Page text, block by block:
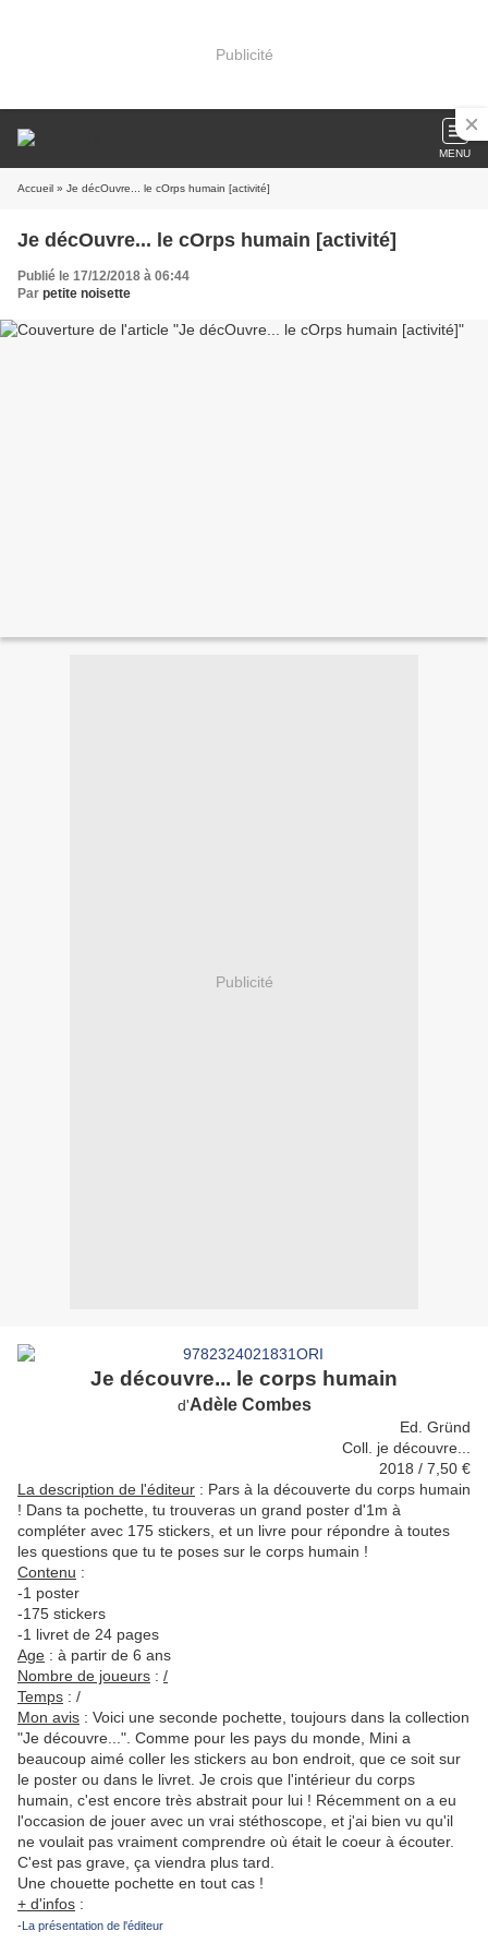
Publicité
MENU
Accueil » Je décOuvre... le cOrps humain [activité]
Je décOuvre... le cOrps humain [activité]
Publié le 17/12/2018 à 06:44
Par petite noisette
Publicité
Je découvre... le corps humain
d'Adèle Combes
Ed. Gründ
Coll. je découvre...
2018 / 7,50 €
La description de l'éditeur : Pars à la découverte du corps humain
! Dans ta pochette, tu trouveras un grand poster d'1m à
compléter avec 175 stickers, et un livre pour répondre à toutes
les questions que tu te poses sur le corps humain !
Contenu :
-1 poster
-175 stickers
-1 livret de 24 pages
Age : à partir de 6 ans
Nombre de joueurs : /
Temps : /
Mon avis : Voici une seconde pochette, toujours dans la collection
"Je découvre...". Comme pour les pays du monde, Mini a
beaucoup aimé coller les stickers au bon endroit, que ce soit sur
le poster ou dans le livret. Je crois que l'intérieur du corps
humain, c'est encore très abstrait pour lui ! Récemment on a eu
l'occasion de jouer avec un vrai stéthoscope, et j'ai bien vu qu'il
ne voulait pas vraiment comprendre où était le coeur à écouter.
C'est pas grave, ça viendra plus tard.
Une chouette pochette en tout cas !
+ d'infos :
-La présentation de l'éditeur